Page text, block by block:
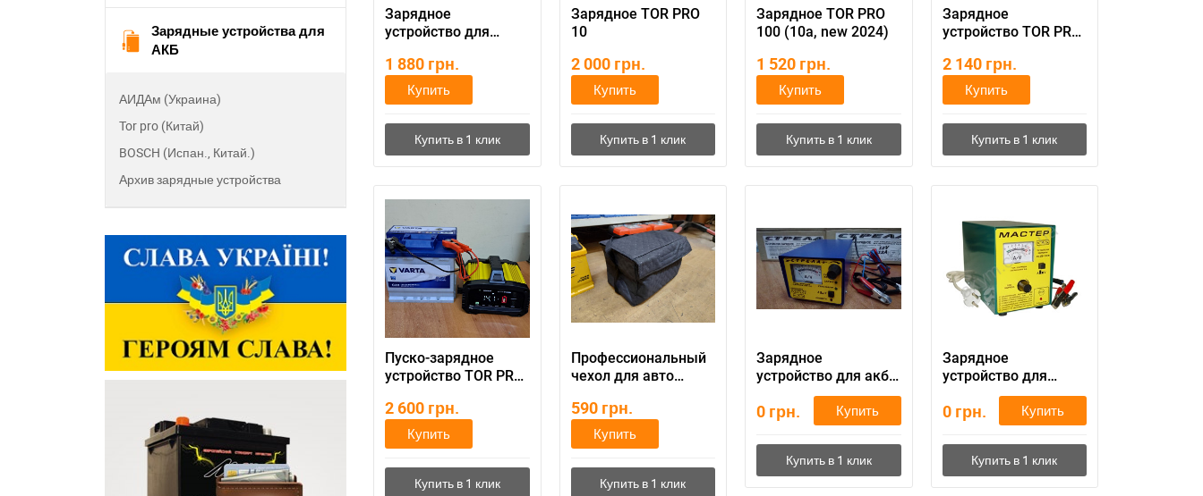
Зарядные устройства для
АКБ
АИДАм (Украина)
Tor pro (Китай)
BOSCH (Испан., Китай.)
Архив зарядные устройства
Зарядное
устройство для
аккумулятора
АИДАм 6 GEL м2017
1 880 грн.
Купить
Зарядное TOR PRO
10
2 000 грн.
Купить
Зарядное TOR PRO
100 (10а, new 2024)
1 520 грн.
Купить
Зарядное
устройство TOR PRO
2 140 грн.
Купить
Пуско-зарядное
устройство TOR PRO
2 600 грн.
Купить
Профессиональный
чехол для авто
590 грн.
Купить
Зарядное
устройство для акб
0 грн. Купить
Зарядное
устройство для
аккумулятора
Мастер
0 грн. Купить